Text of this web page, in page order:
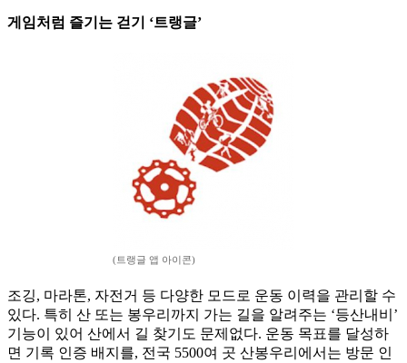
게임처럼 즐기는 걷기 ‘트랭글’
(트랭글 앱 아이콘)
조깅, 마라톤, 자전거 등 다양한 모드로 운동 이력을 관리할 수
있다. 특히 산 또는 봉우리까지 가는 길을 알려주는 ‘등산내비’
기능이 있어 산에서 길 찾기도 문제없다. 운동 목표를 달성하
면 기록 인증 배지를, 전국 5500여 곳 산봉우리에서는 방문 인